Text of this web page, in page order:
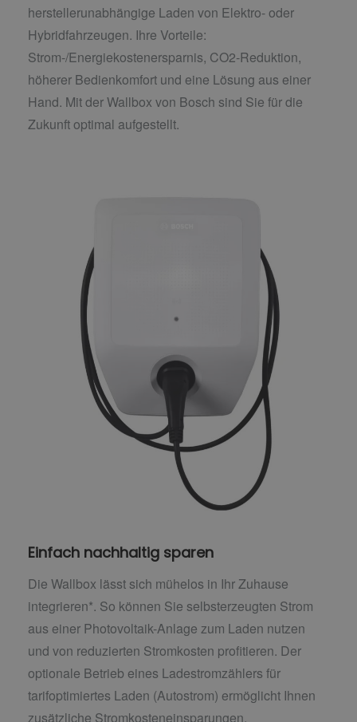
herstellerunabhängige Laden von Elektro- oder
Hybridfahrzeugen. Ihre Vorteile:
Strom-/Energiekostenersparnis, CO2-Reduktion,
höherer Bedienkomfort und eine Lösung aus einer
Hand. Mit der Wallbox von Bosch sind Sie für die
Zukunft optimal aufgestellt.
Einfach nachhaltig sparen
Die Wallbox lässt sich mühelos in Ihr Zuhause
integrieren*. So können Sie selbsterzeugten Strom
aus einer Photovoltaik-Anlage zum Laden nutzen
und von reduzierten Stromkosten profitieren. Der
optionale Betrieb eines Ladestromzählers für
tarifoptimiertes Laden (Autostrom) ermöglicht Ihnen
zusätzliche Stromkosteneinsparungen.